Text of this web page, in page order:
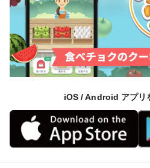
iOS / Android アプリ